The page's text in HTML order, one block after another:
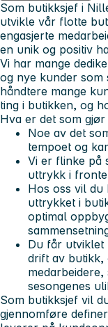
Som butikksjef i
utvikle vår flotte
engasjerte
en unik og positiv
Vi har mange
og nye kunder som
håndtere mange
ting i butikken, og
Hva er det som
Noe av det
tempoet og
Vi er flinke på
uttrykk i
Hos oss vil du
uttrykket i
optimal
Du får utviklet
drift av
sesongenes
Som butikksjef vil
gjennomføre